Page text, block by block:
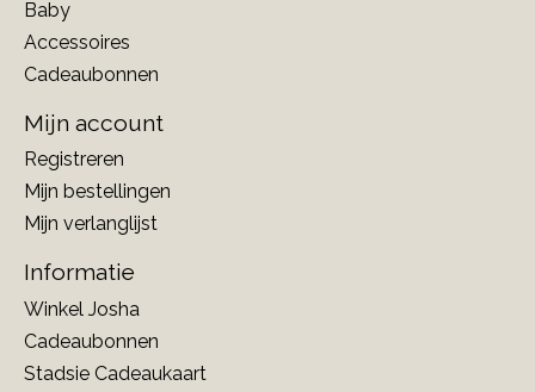
Baby
Accessoires
Cadeaubonnen
Mijn account
Registreren
Mijn bestellingen
Mijn verlanglijst
Informatie
Winkel Josha
Cadeaubonnen
Stadsie Cadeaukaart